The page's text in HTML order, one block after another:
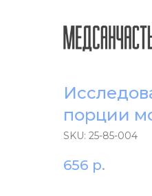
порции
SKU: 25-85-004
656 р.